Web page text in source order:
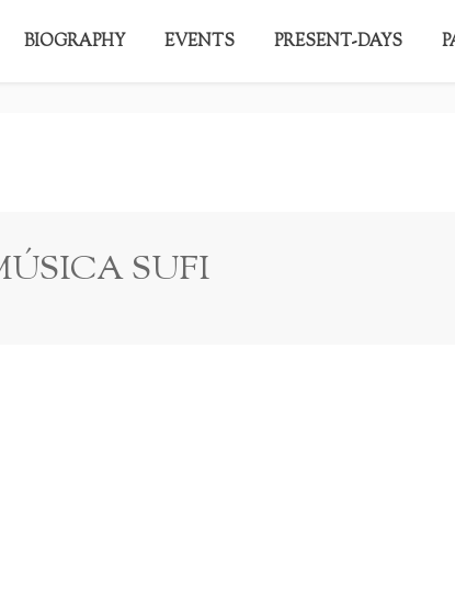
BIOGRAPHY EVENTS PRESENT-DAYS
SUFI